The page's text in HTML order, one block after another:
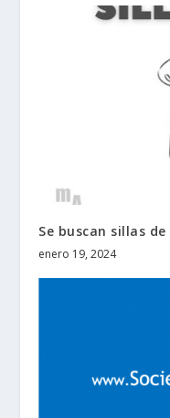
Se buscan sillas
enero 19, 2024